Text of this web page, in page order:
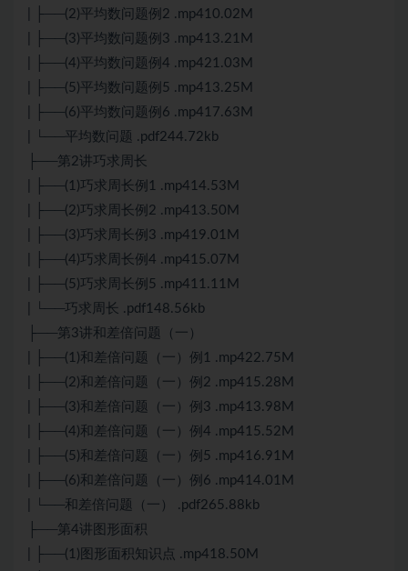
| ├──(2)平均数问题例2 .mp410.02M
| ├──(3)平均数问题例3 .mp413.21M
| ├──(4)平均数问题例4 .mp421.03M
| ├──(5)平均数问题例5 .mp413.25M
| ├──(6)平均数问题例6 .mp417.63M
| └──平均数问题 .pdf244.72kb
├──第2讲巧求周长
| ├──(1)巧求周长例1 .mp414.53M
| ├──(2)巧求周长例2 .mp413.50M
| ├──(3)巧求周长例3 .mp419.01M
| ├──(4)巧求周长例4 .mp415.07M
| ├──(5)巧求周长例5 .mp411.11M
| └──巧求周长 .pdf148.56kb
├──第3讲和差倍问题（一）
| ├──(1)和差倍问题（一）例1 .mp422.75M
| ├──(2)和差倍问题（一）例2 .mp415.28M
| ├──(3)和差倍问题（一）例3 .mp413.98M
| ├──(4)和差倍问题（一）例4 .mp415.52M
| ├──(5)和差倍问题（一）例5 .mp416.91M
| ├──(6)和差倍问题（一）例6 .mp414.01M
| └──和差倍问题（一） .pdf265.88kb
├──第4讲图形面积
| ├──(1)图形面积知识点 .mp418.50M